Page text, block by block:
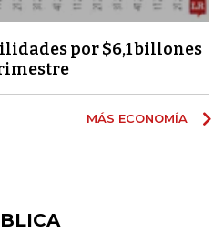
por $6,1 billones
MÁS ECONOMÍA